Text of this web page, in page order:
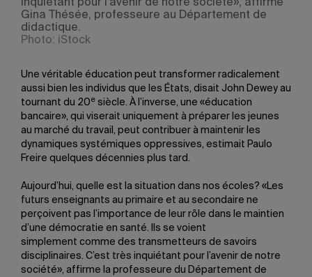
inquiétant pour l’avenir de notre société», affirme
Gina Thésée, professeure au Département de
didactique.
Photo: iStock
Une véritable éducation peut transformer radicalement
aussi bien les individus que les États, disait John Dewey au
tournant du 20 e siècle. À l’inverse, une «éducation
bancaire», qui viserait uniquement à préparer les jeunes
au marché du travail, peut contribuer à maintenir les
dynamiques systémiques oppressives, estimait Paulo
Freire quelques décennies plus tard.
Aujourd’hui, quelle est la situation dans nos écoles? «Les
futurs enseignants au primaire et au secondaire ne
perçoivent pas l’importance de leur rôle dans le maintien
d’une démocratie en santé. Ils se voient
simplement comme des transmetteurs de savoirs
disciplinaires. C’est très inquiétant pour l’avenir de notre
société», affirme la professeure du Département de